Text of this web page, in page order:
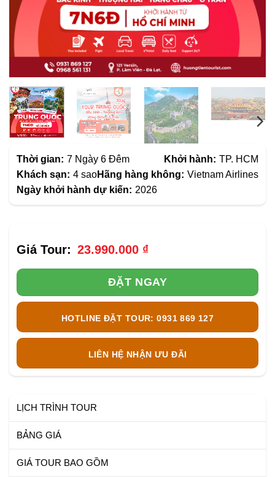
Thời gian: 7 Ngày 6 Đêm Khởi hành: TP. HCM
Khách sạn: 4 saoHãng hàng không: Vietnam Airlines
Ngày khởi hành dự kiến: 2026
23.990.000 ₫
ĐẶT NGAY
HOTLINE ĐẶT TOUR: 0931 869 127
LIÊN HỆ NHẬN ƯU ĐÃI
LỊCH TRÌNH TOUR
BẢNG GIÁ
GIÁ TOUR BAO GỒM